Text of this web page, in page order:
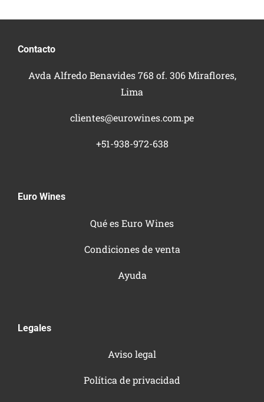
Contacto
Avda Alfredo Benavides 768 of. 306 Miraflores,
Lima
clientes@eurowines.com.pe
+51-938-972-638
Euro Wines
Qué es Euro Wines
Condiciones de venta
Ayuda
Legales
Aviso legal
Política de privacidad